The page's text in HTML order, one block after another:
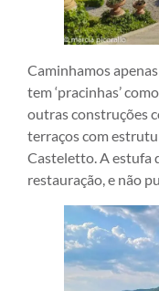
Caminhamos
tem ‘pracinhas’
outras construções
terraços com
Casteletto. A estufa
restauração, e não